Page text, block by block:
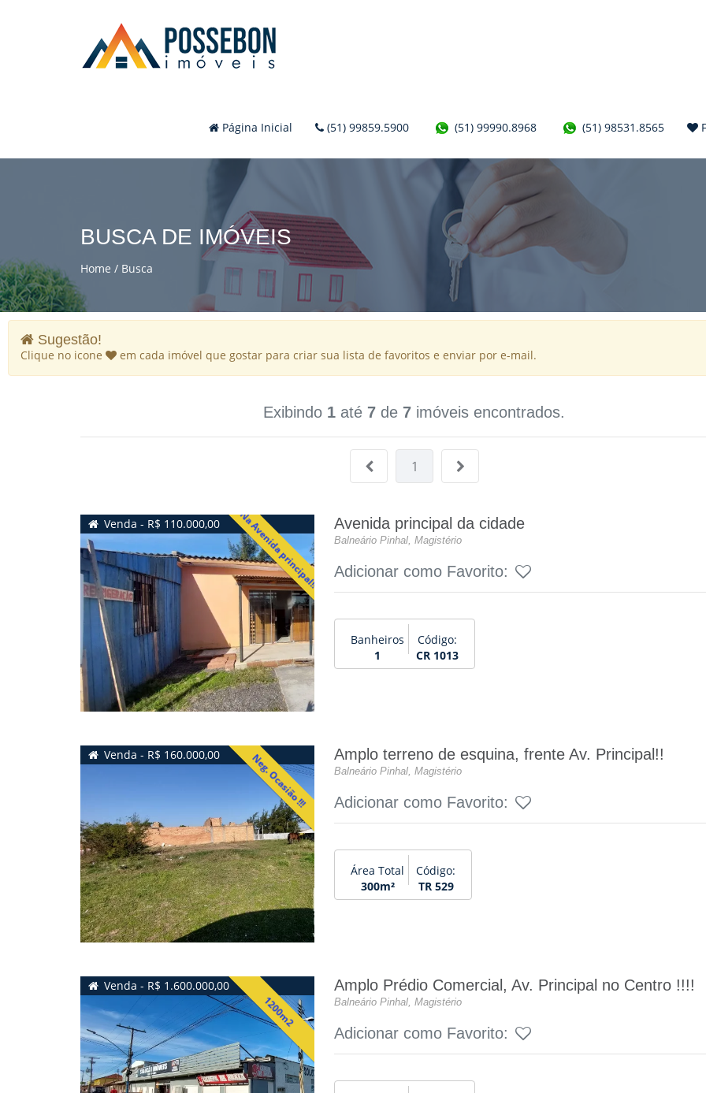
Página Inicial (51) 99859.5900 (51) 99990.8968 (51) 98531.8565
BUSCA DE IMÓVEIS
Home Busca
Sugestão!
Clique no icone em cada imóvel que gostar para criar sua lista de favoritos e enviar por e-mail.
Exibindo 1 até 7 de 7 imóveis encontrados.
1
Venda - R$ 110.000,00 Na Avenida principal!! Avenida principal da cidade
Balneário Pinhal, Magistério
Adicionar como Favorito:
Banheiros
1
Código:
CR 1013
Venda - R$ 160.000,00 Neg. Ocasião !!! Amplo terreno de esquina, frente Av. Principal!!
Balneário Pinhal, Magistério
Adicionar como Favorito:
Área Total
300m²
Código:
TR 529
Venda - R$ 1.600.000,00
1200m2
Amplo Prédio Comercial, Av. Principal no Centro !!!!
Balneário Pinhal, Magistério
Adicionar como Favorito: